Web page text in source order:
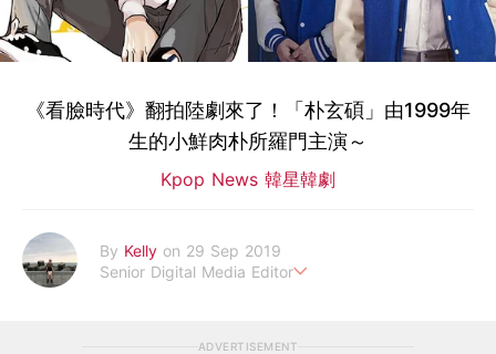
《看臉時代》翻拍陸劇來了！「朴玄碩」由1999年
生的小鮮肉朴所羅門主演～
Kpop News 韓星韓劇
By Kelly on 29 Sep 2019
Senior Digital Media Editor
ADVERTISEMENT